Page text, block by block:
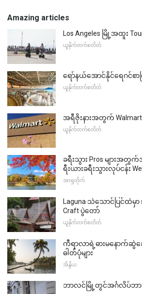
Amazing articles
Los Angeles မြို့အထူး
ယူနိုက်တက်စတိတ်
ရော်နယ်အောင်နိုင်ရေဂင်
ယူနိုက်တက်စတိတ်
အရီဇိုးနားအတွက် Walmart
ယူနိုက်တက်စတိတ်
ခရီးသွား Pros များအ
ရီးယားခရီးသွားလုပ်ငန်း
အာရှတိုက်
Laguna သဲသောင်ပြင်ထဲမှာ
Craft ပွဲတော်
ယူနိုက်တက်စတိတ်
ကီရာလာရဲ့ဓားမနောက်ဆွဲဆေ
ဓါတ်ပုံများ
အိန္ဒိယ
ဘာလင်မြို့တွင်အင်္ဂလိပ်ဘ